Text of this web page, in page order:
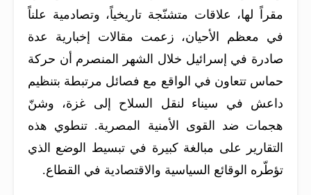
مقراً لها، علاقات متشنّجة تاريخياً، وتصادمية علناً
في معظم الأحيان، زعمت مقالات إخبارية عدة
صادرة في إسرائيل خلال الشهر المنصرم أن حركة
حماس تتعاون في الواقع مع فصائل مرتبطة بتنظيم
داعش في سيناء لنقل السلاح إلى غزة، وشنّ
هجمات ضد القوى الأمنية المصرية. تنطوي هذه
التقارير على مبالغة كبيرة في تبسيط الوضع الذي
تؤطّره الوقائع السياسية والاقتصادية في القطاع.